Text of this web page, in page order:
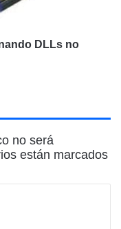
DLLs no
no será
están marcados